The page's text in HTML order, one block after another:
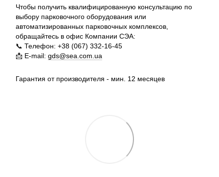
Чтобы получить квалифицированную консультацию по
выбору парковочного оборудования или
автоматизированных парковочных комплексов,
обращайтесь в офис Компании СЭА:
📞 Телефон: +38 (067) 332-16-45
📩 E-mail: gds@sea.com.ua
Гарантия от производителя - мин. 12 месяцев